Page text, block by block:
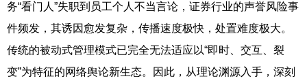
务“看门人”失职到员工个人不当言论，证券行业的声誉风险事
件频发，其诱因愈发复杂，传播速度极快，处置难度极大。
传统的被动式管理模式已完全无法适应以“即时、交互、裂
变”为特征的网络舆论新生态。因此，从理论渊源入手，深刻